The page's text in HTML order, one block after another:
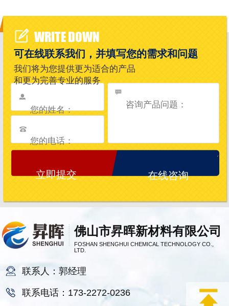
佛山市昇晖新材料有限公司
FOSHAN SHENGHUI CHEMICAL TECHNOLOGY CO.,
LTD.
联系人：郭经理
联系电话：173-2272-0236
WRITE DOWN
可在线联系我们，并填写您的需求和问题
我们将为您提供更为适合的产品
和更为完善专业的服务
在线咨询